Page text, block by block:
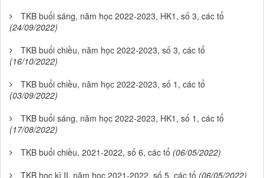
TKB buổi sáng, năm học 2022-2023, HK1, số 3, các tổ
(24/09/2022)
TKB buổi chiều, năm học 2022-2023, số 3, các tổ
(16/10/2022)
TKB buổi chiều, năm học 2022-2023, số 1, các tổ
(03/09/2022)
TKB buổi sáng, năm học 2022-2023, HK1, số 1, các tổ
(17/08/2022)
TKB buổi chiều, 2021-2022, số 6, các tổ (06/05/2022)
TKB học kì II, năm học 2021-2022, số 5, các tổ (06/05/2022)